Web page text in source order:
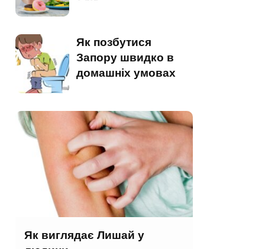
Як позбутися
Запору швидко в
домашніх умовах
Як виглядає Лишай у